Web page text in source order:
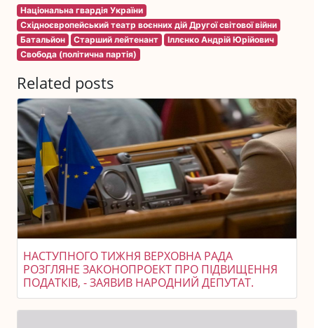
Національна гвардія України
Східноєвропейський театр воєнних дій Другої світової війни
Батальйон
Старший лейтенант
Іллєнко Андрій Юрійович
Свобода (політична партія)
Related posts
НАСТУПНОГО ТИЖНЯ ВЕРХОВНА РАДА
РОЗГЛЯНЕ ЗАКОНОПРОЕКТ ПРО ПІДВИЩЕННЯ
ПОДАТКІВ, - ЗАЯВИВ НАРОДНИЙ ДЕПУТАТ.